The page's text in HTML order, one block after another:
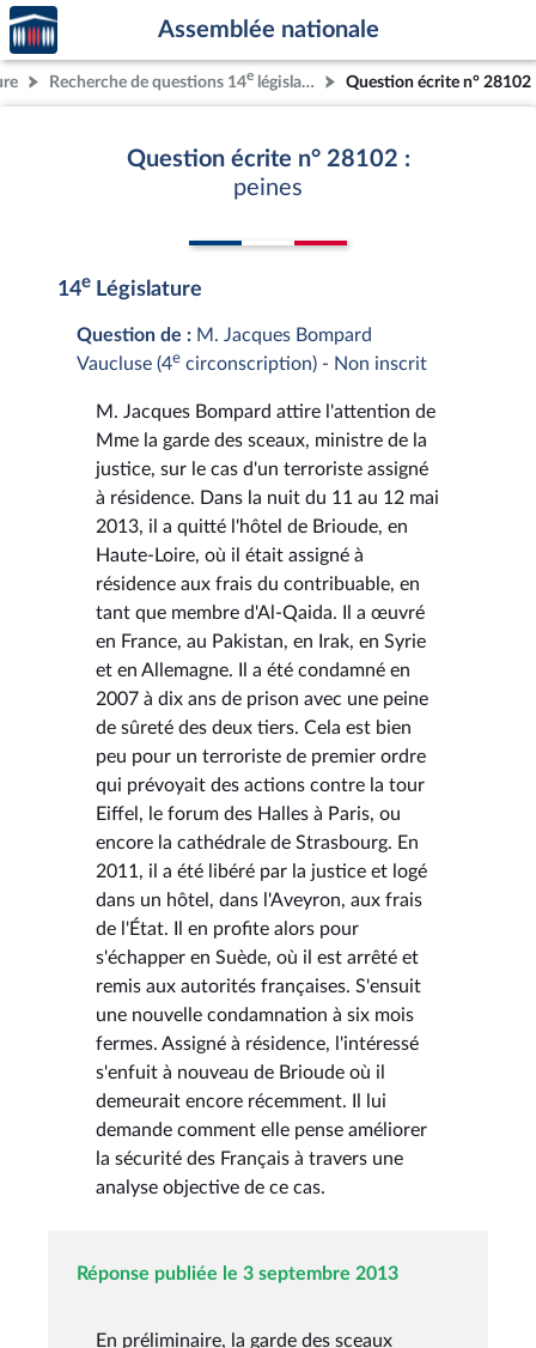
Aller au contenu
Aller en bas de la page
Accèder
à la
page
d'accueil
Assemblée nationale
Recherche de questions 14e législature Question écrite n° 28102
Question écrite n° 28102 :
peines
14e Législature
Question de : M. Jacques Bompard
Vaucluse (4e circonscription) - Non inscrit
M. Jacques Bompard attire l'attention de
Mme la garde des sceaux, ministre de la
justice, sur le cas d'un terroriste assigné
à résidence. Dans la nuit du 11 au 12 mai
2013, il a quitté l'hôtel de Brioude, en
Haute-Loire, où il était assigné à
résidence aux frais du contribuable, en
tant que membre d'Al-Qaida. Il a œuvré
en France, au Pakistan, en Irak, en Syrie
et en Allemagne. Il a été condamné en
2007 à dix ans de prison avec une peine
de sûreté des deux tiers. Cela est bien
peu pour un terroriste de premier ordre
qui prévoyait des actions contre la tour
Eiffel, le forum des Halles à Paris, ou
encore la cathédrale de Strasbourg. En
2011, il a été libéré par la justice et logé
dans un hôtel, dans l'Aveyron, aux frais
de l'État. Il en profite alors pour
s'échapper en Suède, où il est arrêté et
remis aux autorités françaises. S'ensuit
une nouvelle condamnation à six mois
fermes. Assigné à résidence, l'intéressé
s'enfuit à nouveau de Brioude où il
demeurait encore récemment. Il lui
demande comment elle pense améliorer
la sécurité des Français à travers une
analyse objective de ce cas.
Réponse publiée le 3 septembre 2013
En préliminaire, la garde des sceaux